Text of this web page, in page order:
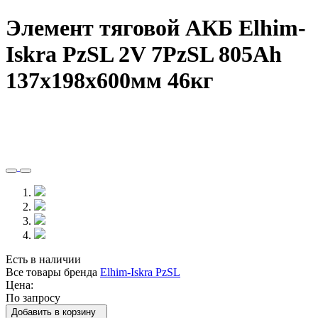
Элемент тяговой АКБ Elhim-
Iskra PzSL 2V 7PzSL 805Ah
137x198x600мм 46кг
Есть в наличии
Все товары бренда Elhim-Iskra PzSL
Цена:
По запросу
Добавить в корзину